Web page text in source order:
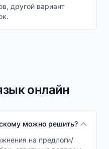
другой вариант
онлайн
можно решить?
на предлоги/